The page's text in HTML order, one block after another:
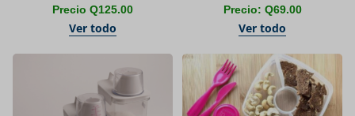
Precio Q125.00
Ver todo
Precio: Q69.00
Ver todo